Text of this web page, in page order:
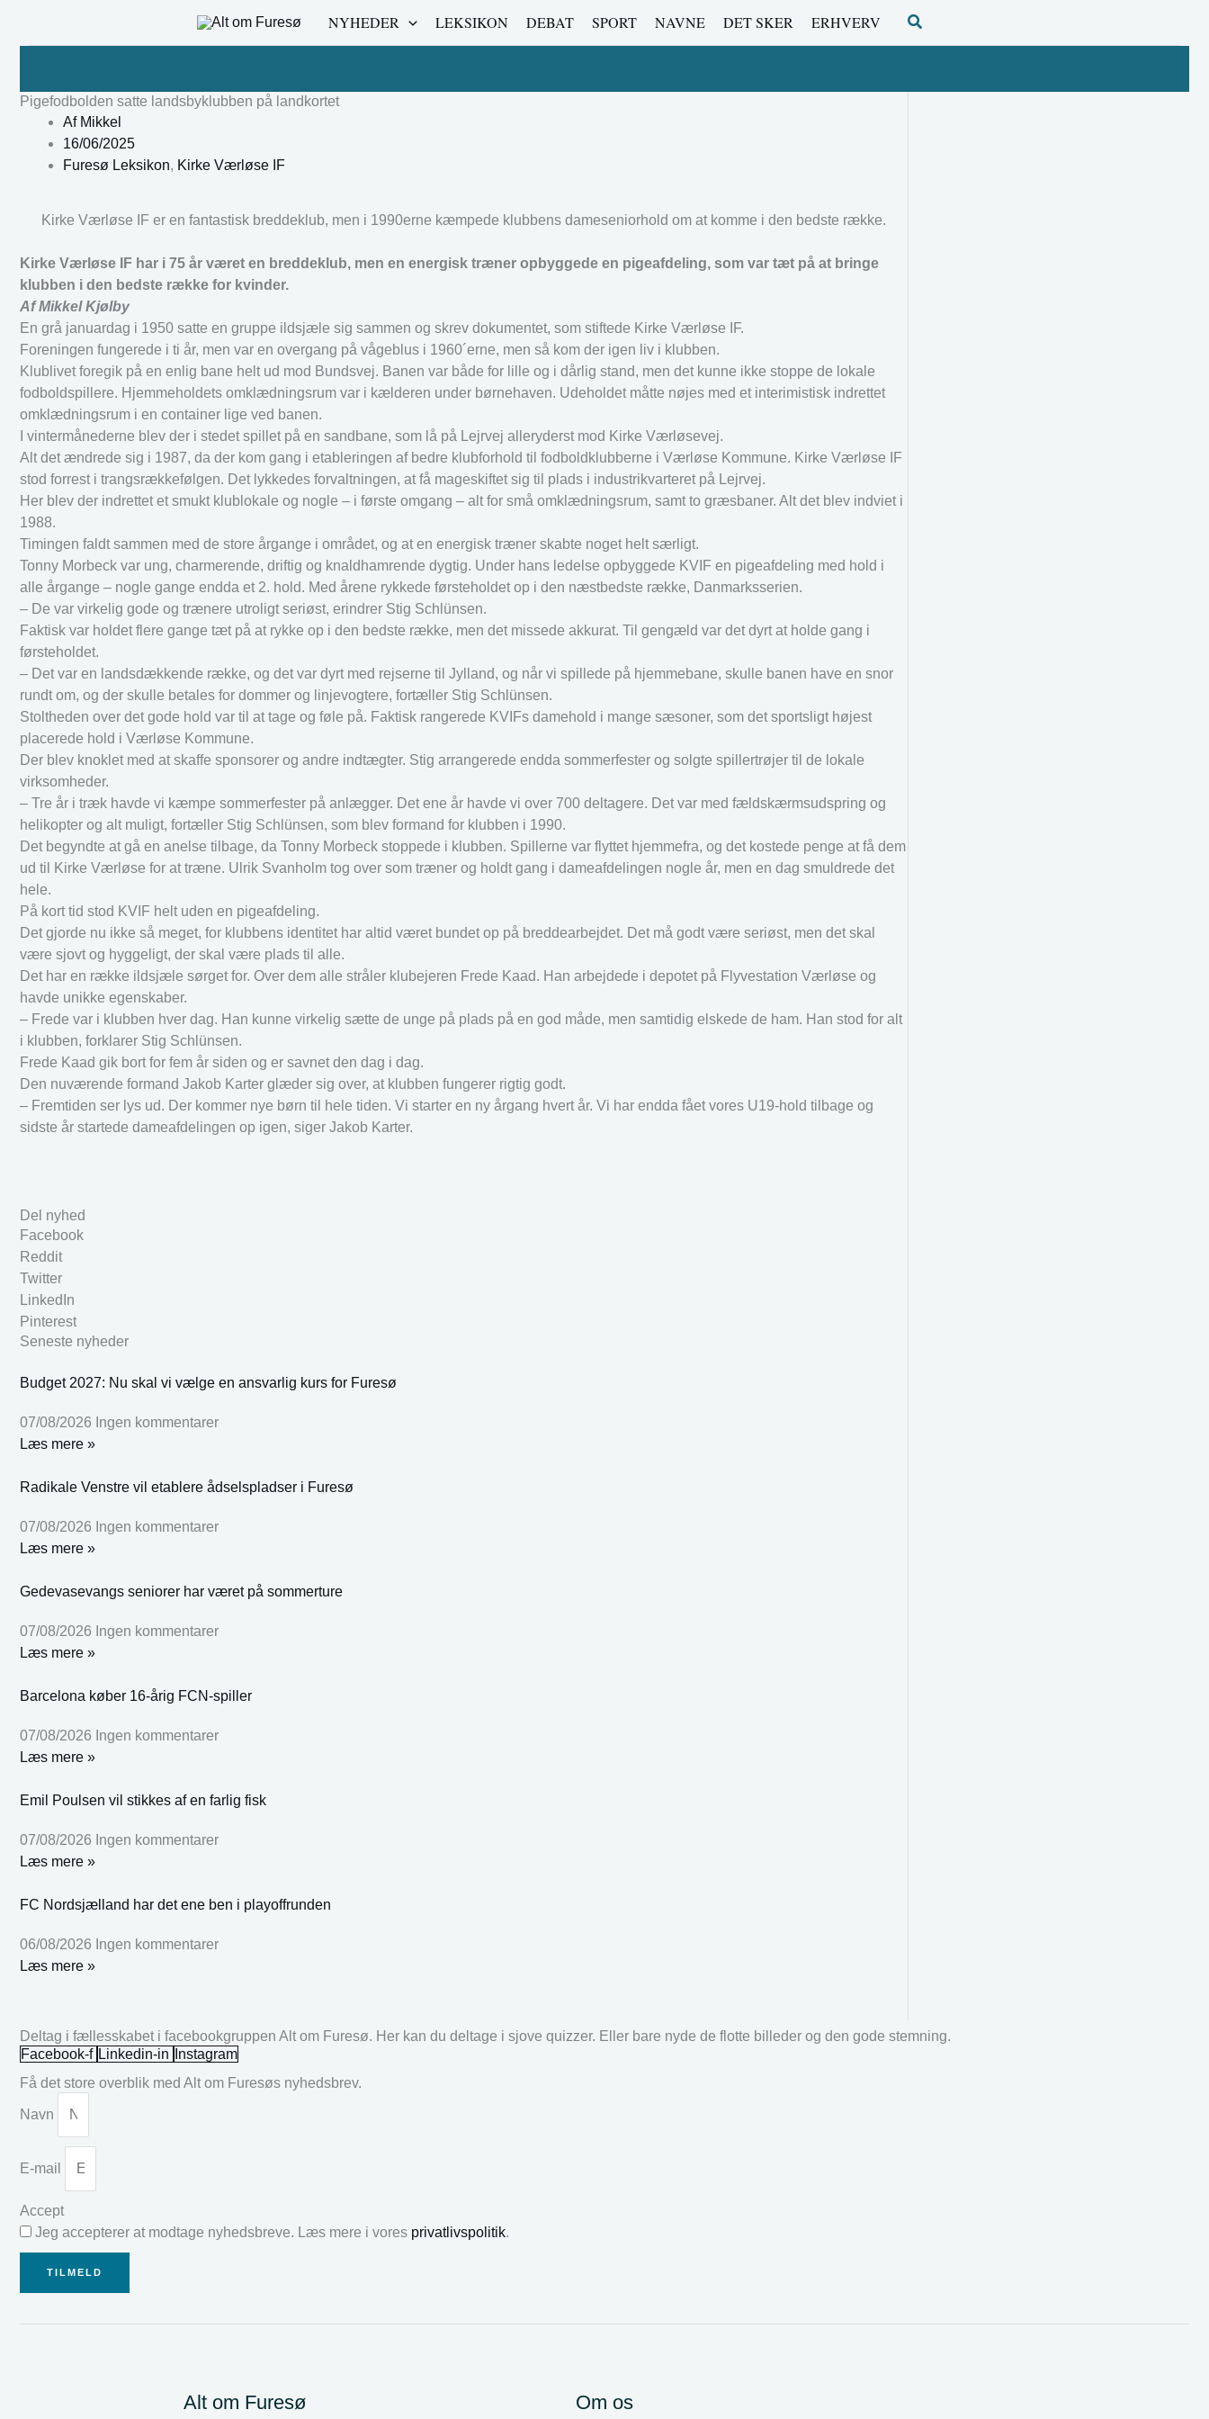
NYHEDER LEKSIKON DEBAT SPORT NAVNE DET SKER ERHVERV Søg
Pigefodbolden satte landsbyklubben på landkortet
AfMikkel
16/06/2025
Furesø Leksikon, Kirke Værløse IF
Kirke Værløse IF er en fantastisk breddeklub, men i 1990erne kæmpede klubbens dameseniorhold om at komme i den bedste række.
Kirke Værløse IF har i 75 år været en breddeklub, men en energisk træner opbyggede en pigeafdeling, som var tæt på at bringe
klubben i den bedste række for kvinder.
Af Mikkel Kjølby
En grå januardag i 1950 satte en gruppe ildsjæle sig sammen og skrev dokumentet, som stiftede Kirke Værløse IF.
Foreningen fungerede i ti år, men var en overgang på vågeblus i 1960´erne, men så kom der igen liv i klubben.
Klublivet foregik på en enlig bane helt ud mod Bundsvej. Banen var både for lille og i dårlig stand, men det kunne ikke stoppe de lokale
fodboldspillere. Hjemmeholdets omklædningsrum var i kælderen under børnehaven. Udeholdet måtte nøjes med et interimistisk indrettet
omklædningsrum i en container lige ved banen.
I vintermånederne blev der i stedet spillet på en sandbane, som lå på Lejrvej alleryderst mod Kirke Værløsevej.
Alt det ændrede sig i 1987, da der kom gang i etableringen af bedre klubforhold til fodboldklubberne i Værløse Kommune. Kirke Værløse IF
stod forrest i trangsrækkefølgen. Det lykkedes forvaltningen, at få mageskiftet sig til plads i industrikvarteret på Lejrvej.
Her blev der indrettet et smukt klublokale og nogle – i første omgang – alt for små omklædningsrum, samt to græsbaner. Alt det blev indviet i
1988.
Timingen faldt sammen med de store årgange i området, og at en energisk træner skabte noget helt særligt.
Tonny Morbeck var ung, charmerende, driftig og knaldhamrende dygtig. Under hans ledelse opbyggede KVIF en pigeafdeling med hold i
alle årgange – nogle gange endda et 2. hold. Med årene rykkede førsteholdet op i den næstbedste række, Danmarksserien.
– De var virkelig gode og trænere utroligt seriøst, erindrer Stig Schlünsen.
Faktisk var holdet flere gange tæt på at rykke op i den bedste række, men det missede akkurat. Til gengæld var det dyrt at holde gang i
førsteholdet.
– Det var en landsdækkende række, og det var dyrt med rejserne til Jylland, og når vi spillede på hjemmebane, skulle banen have en snor
rundt om, og der skulle betales for dommer og linjevogtere, fortæller Stig Schlünsen.
Stoltheden over det gode hold var til at tage og føle på. Faktisk rangerede KVIFs damehold i mange sæsoner, som det sportsligt højest
placerede hold i Værløse Kommune.
Der blev knoklet med at skaffe sponsorer og andre indtægter. Stig arrangerede endda sommerfester og solgte spillertrøjer til de lokale
virksomheder.
– Tre år i træk havde vi kæmpe sommerfester på anlægger. Det ene år havde vi over 700 deltagere. Det var med fældskærmsudspring og
helikopter og alt muligt, fortæller Stig Schlünsen, som blev formand for klubben i 1990.
Det begyndte at gå en anelse tilbage, da Tonny Morbeck stoppede i klubben. Spillerne var flyttet hjemmefra, og det kostede penge at få dem
ud til Kirke Værløse for at træne. Ulrik Svanholm tog over som træner og holdt gang i dameafdelingen nogle år, men en dag smuldrede det
hele.
På kort tid stod KVIF helt uden en pigeafdeling.
Det gjorde nu ikke så meget, for klubbens identitet har altid været bundet op på breddearbejdet. Det må godt være seriøst, men det skal
være sjovt og hyggeligt, der skal være plads til alle.
Det har en række ildsjæle sørget for. Over dem alle stråler klubejeren Frede Kaad. Han arbejdede i depotet på Flyvestation Værløse og
havde unikke egenskaber.
– Frede var i klubben hver dag. Han kunne virkelig sætte de unge på plads på en god måde, men samtidig elskede de ham. Han stod for alt
i klubben, forklarer Stig Schlünsen.
Frede Kaad gik bort for fem år siden og er savnet den dag i dag.
Den nuværende formand Jakob Karter glæder sig over, at klubben fungerer rigtig godt.
– Fremtiden ser lys ud. Der kommer nye børn til hele tiden. Vi starter en ny årgang hvert år. Vi har endda fået vores U19-hold tilbage og
sidste år startede dameafdelingen op igen, siger Jakob Karter.
Del nyhed
Facebook
Reddit
Twitter
LinkedIn
Pinterest
Seneste nyheder
Budget 2027: Nu skal vi vælge en ansvarlig kurs for Furesø
07/08/2026 Ingen kommentarer
Læs mere »
Radikale Venstre vil etablere ådselspladser i Furesø
07/08/2026 Ingen kommentarer
Læs mere »
Gedevasevangs seniorer har været på sommerture
07/08/2026 Ingen kommentarer
Læs mere »
Barcelona køber 16-årig FCN-spiller
07/08/2026 Ingen kommentarer
Læs mere »
Emil Poulsen vil stikkes af en farlig fisk
07/08/2026 Ingen kommentarer
Læs mere »
FC Nordsjælland har det ene ben i playoffrunden
06/08/2026 Ingen kommentarer
Læs mere »
Deltag i fællesskabet i facebookgruppen Alt om Furesø. Her kan du deltage i sjove quizzer. Eller bare nyde de flotte billeder og den gode stemning.
Facebook-f Linkedin-in
Instagram
Få det store overblik med Alt om Furesøs nyhedsbrev.
Navn
E-mail
Accept
Jeg accepterer at modtage nyhedsbreve. Læs mere i vores privatlivspolitik.
TILMELD
Alt om Furesø Om os